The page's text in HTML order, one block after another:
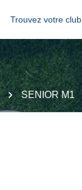
Trouvez votre club
SENIOR M1